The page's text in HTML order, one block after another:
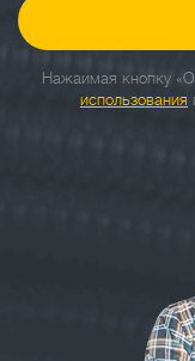
Нажаимая кнопку
использования